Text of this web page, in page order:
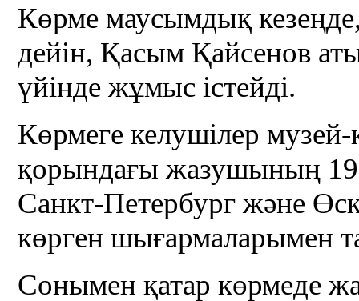
Көрме маусымдық
дейін, Қасым Қайсенов
үйінде жұмыс істейді.
Көрмеге келушілер
қорындағы жазушының
Санкт-Петербург және
көрген шығармаларымен
Сонымен қатар көрмеде